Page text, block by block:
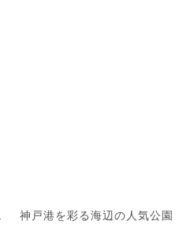
神戸港を彩る海辺の人気公園